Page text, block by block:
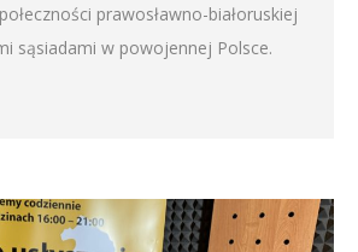
prawosławno-białoruskiej
sąsiadami w powojennej Polsce.